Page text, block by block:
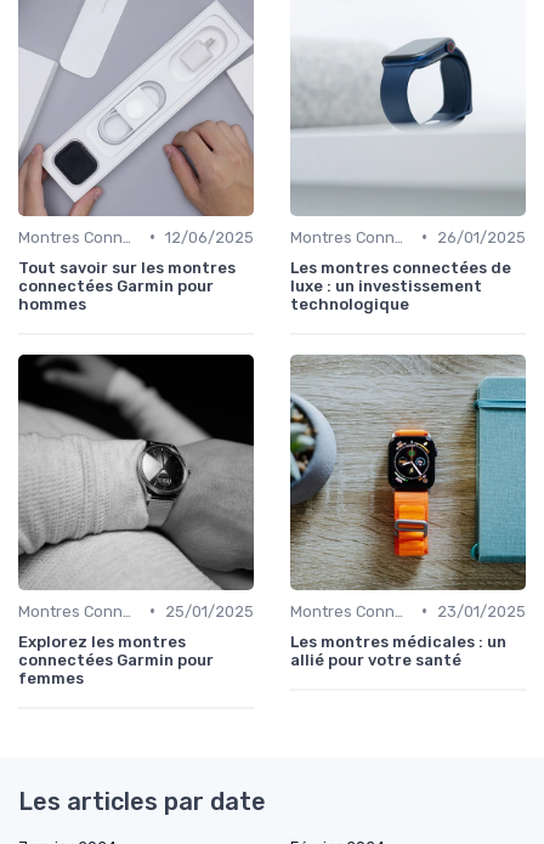
• 12/06/2025
Tout savoir sur les montres
connectées Garmin pour
hommes
•
26/01/2025
Les montres connectées de
luxe : un investissement
technologique
•
25/01/2025
Explorez les montres
connectées Garmin pour
femmes
•
23/01/2025
Les montres médicales : un
allié pour votre santé
Les articles par date